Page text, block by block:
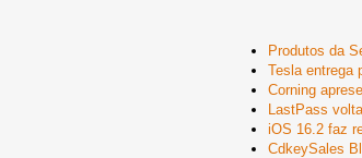
Produtos da
Tesla entrega
Corning
LastPass
iOS 16.2 faz
CdkeySales